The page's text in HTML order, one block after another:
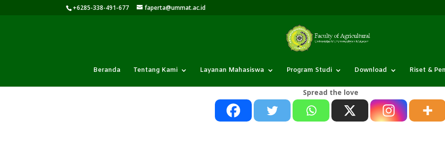
+6285-338-491-677 faperta@ummat.ac.id
Beranda Tentang Kami Layanan Mahasiswa Program Studi Download Riset &
Spread the love